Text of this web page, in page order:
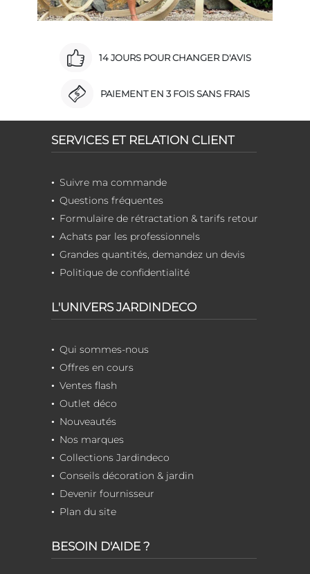
14 JOURS POUR CHANGER D'AVIS
PAIEMENT EN 3 FOIS SANS FRAIS
SERVICES ET RELATION CLIENT
Suivre ma commande
Questions fréquentes
Formulaire de rétractation & tarifs retour
Achats par les professionnels
Grandes quantités, demandez un devis
Politique de confidentialité
L'UNIVERS JARDINDECO
Qui sommes-nous
Offres en cours
Ventes flash
Outlet déco
Nouveautés
Nos marques
Collections Jardindeco
Conseils décoration & jardin
Devenir fournisseur
Plan du site
BESOIN D'AIDE ?